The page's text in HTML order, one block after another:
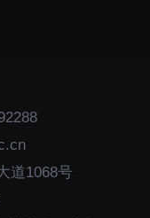
道1068号